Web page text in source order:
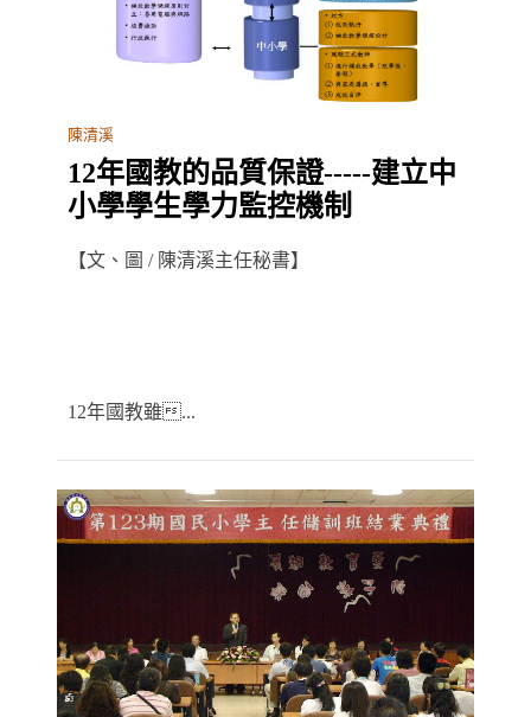
陳清溪
12年國教的品質保證-----建立中
小學學生學力監控機制
【文、圖 / 陳清溪主任秘書】
12年國教雖...